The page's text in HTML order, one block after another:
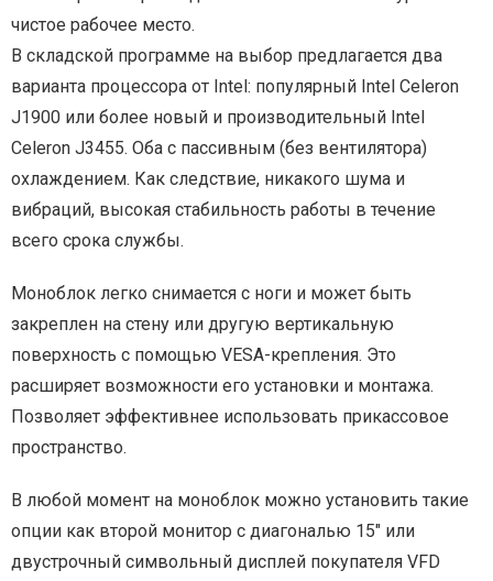
чистое рабочее место.
В складской программе на выбор предлагается два
варианта процессора от Intel: популярный Intel Celeron
J1900 или более новый и производительный Intel
Celeron J3455. Оба с пассивным (без вентилятора)
охлаждением. Как следствие, никакого шума и
вибраций, высокая стабильность работы в течение
всего срока службы.
Моноблок легко снимается с ноги и может быть
закреплен на стену или другую вертикальную
поверхность с помощью VESA-крепления. Это
расширяет возможности его установки и монтажа.
Позволяет эффективнее использовать прикассовое
пространство.
В любой момент на моноблок можно установить такие
опции как второй монитор с диагональю 15″ или
двустрочный символьный дисплей покупателя VFD